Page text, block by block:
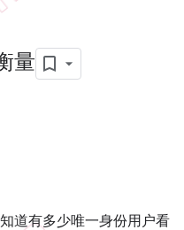
量
道有多少唯一身份用户看